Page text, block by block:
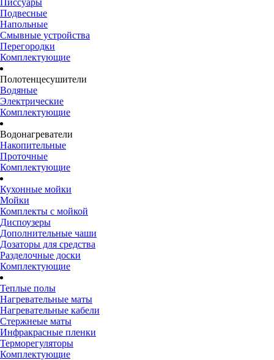
Писсуары
Подвесные
Напольные
Смывные устройства
Перегородки
Комплектующие
Полотенцесушители
Водяные
Электрические
Комплектующие
Водонагреватели
Накопительные
Проточные
Комплектующие
Кухонные мойки
Мойки
Комплекты с мойкой
Диспоузеры
Дополнительные чаши
Дозаторы для средства
Разделочные доски
Комплектующие
Теплые полы
Нагревательные маты
Нагревательные кабели
Стержнеые маты
Инфракрасные пленки
Терморегуляторы
Комплектующие